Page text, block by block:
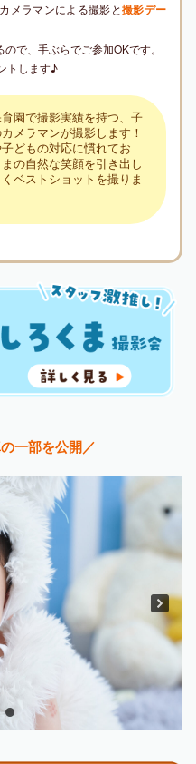
メラマンによる撮影と撮影デー
で、手ぶらでご参加OKです。
トします♪
園で撮影実績を持つ、子
メラマンが撮影します！
どもの対応に慣れてお
の自然な笑顔を引き出し
ベストショットを撮りま
一部を公開／